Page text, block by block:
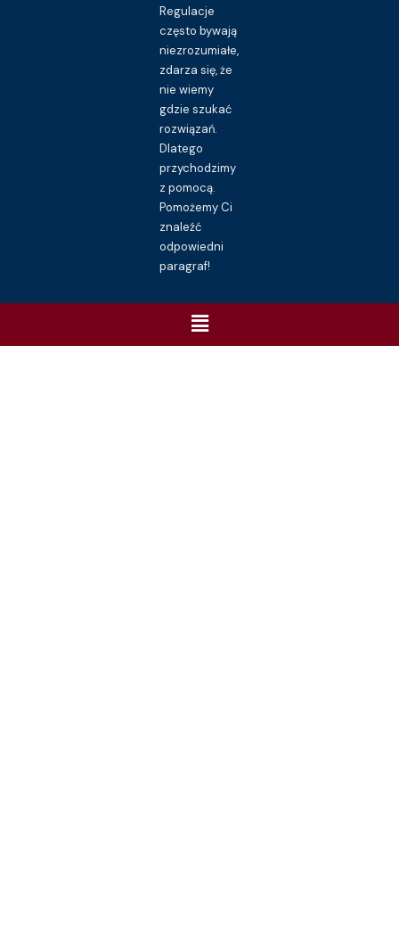
Regulacje
często bywają
niezrozumiałe,
zdarza się, że
nie wiemy
gdzie szukać
rozwiązań.
Dlatego
przychodzimy
z pomocą.
Pomożemy Ci
znaleźć
odpowiedni
paragraf!
Menu